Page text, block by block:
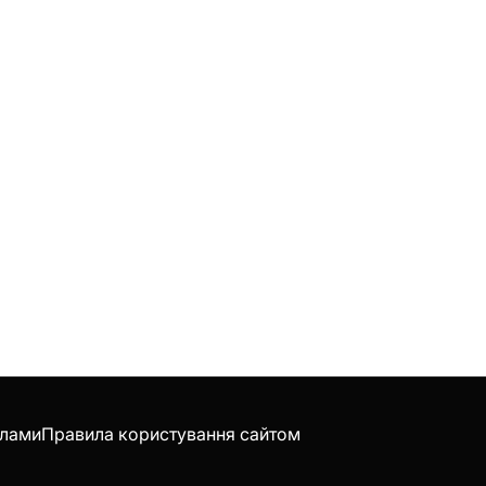
Правила користування сайтом